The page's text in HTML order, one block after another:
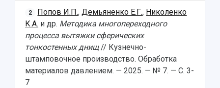
2 Попов И.П.,Демьяненко Е.Г., Николенко
К.А. и др. Методика многопереходного
процесса вытяжки сферических
тонкостенных днищ// Кузнечно-
штамповочное производство. Обработка
материалов давлением. — 2025. — № 7. — С. 3-
7